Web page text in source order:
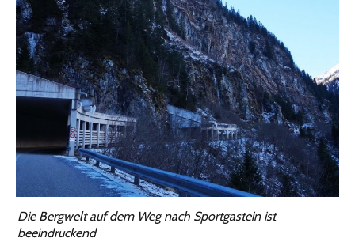
Die Bergwelt auf dem Weg nach Sportgastein ist
beeindruckend